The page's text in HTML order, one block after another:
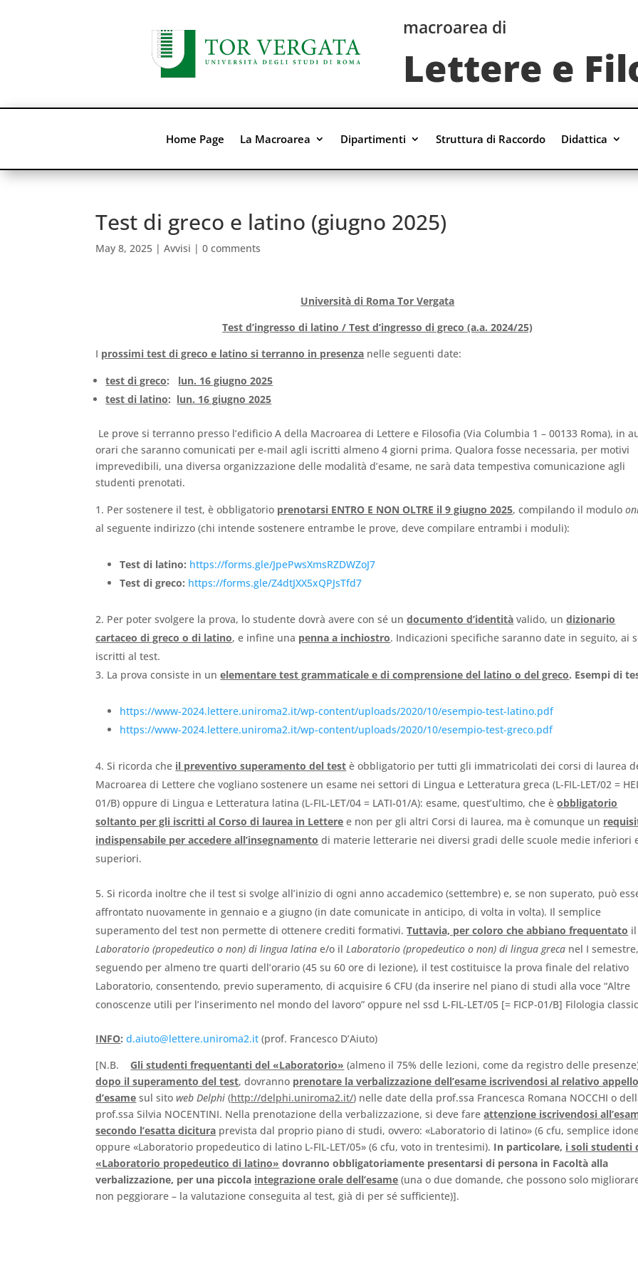
macroarea di
Lettere e
Home Page La Macroarea Dipartimenti Struttura di Raccordo Didattica
Test di greco e latino (giugno 2025)
May 8, 2025 |Avvisi |0 comments
Università di Roma Tor Vergata
Test d’ingresso di latino / Test d’ingresso di greco (a.a. 2024/25)
I prossimi test di greco e latino si terranno in presenza nelle seguenti date:
test di greco:
lun. 16 giugno 2025
test di latino: lun. 16 giugno 2025
Le prove si terranno presso l’edificio A della Macroarea di Lettere e Filosofia (Via Columbia 1 – 00133 Roma), in
orari che saranno comunicati per e-mail agli iscritti almeno 4 giorni prima. Qualora fosse necessaria, per motivi
imprevedibili, una diversa organizzazione delle modalità d’esame, ne sarà data tempestiva comunicazione agli
studenti prenotati.
Per sostenere il test, è obbligatorio prenotarsi ENTRO E NON OLTRE il 9 giugno 2025, compilando il modulo
al seguente indirizzo (chi intende sostenere entrambe le prove, deve compilare entrambi i moduli):
Test di latino: https://forms.gle/JpePwsXmsRZDWZoJ7
Test di greco: https://forms.gle/Z4dtJXX5xQPJsTfd7
Per poter svolgere la prova, lo studente dovrà avere con sé undocumento d’identità valido, undizionario
cartaceo di greco o di latino, e infine una penna a inchiostro. Indicazioni specifiche saranno date in seguito, ai
iscritti al test.
La prova consiste in unelementare test grammaticale e di comprensione del latino o del greco. Esempi di
https://www-2024.lettere.uniroma2.it/wp-content/uploads/2020/10/esempio-test-latino.pdf
https://www-2024.lettere.uniroma2.it/wp-content/uploads/2020/10/esempio-test-greco.pdf
Si ricorda che il preventivo superamento del test è obbligatorio per tutti gli immatricolati dei corsi di laurea
Macroarea di Lettere che vogliano sostenere un esame nei settori di Lingua e Letteratura greca (L-FIL-LET/02 =
01/B) oppure di Lingua e Letteratura latina (L-FIL-LET/04 = LATI-01/A): esame, quest’ultimo, che èobbligatorio
soltanto per gli iscritti al Corso di laurea in Lettere e non per gli altri Corsi di laurea, ma è comunque un
indispensabile per accedere all’insegnamento di materie letterarie nei diversi gradi delle scuole medie inferiori
superiori.
Si ricorda inoltre che il test si svolge all’inizio di ogni anno accademico (settembre) e, se non superato, può
affrontato nuovamente in gennaio e a giugno (in date comunicate in anticipo, di volta in volta). Il semplice
superamento del test non permette di ottenere crediti formativi.Tuttavia, per coloro che abbiano frequentato il
Laboratorio (propedeutico o non) di lingua latina e/o ilLaboratorio (propedeutico o non) di lingua greca nel I semestre,
seguendo per almeno tre quarti dell’orario (45 su 60 ore di lezione), il test costituisce la prova finale del relativo
Laboratorio, consentendo, previo superamento, di acquisire 6 CFU (da inserire nel piano di studi alla voce “Altre
conoscenze utili per l’inserimento nel mondo del lavoro” oppure nel ssd L-FIL-LET/05 [= FICP-01/B] Filologia
INFO:d.aiuto@lettere.uniroma2.it (prof. Francesco D’Aiuto)
[N.B. Gli studenti frequentanti del «Laboratorio» (almeno il 75% delle lezioni, come da registro delle
dopo il superamento del test, dovranno prenotare la verbalizzazione dell’esame iscrivendosi al relativo appello
d’esame sul sitoweb Delphi (http://delphi.uniroma2.it/) nelle date della prof.ssa Francesca Romana NOCCHI o
prof.ssa Silvia NOCENTINI. Nella prenotazione della verbalizzazione, si deve fareattenzione iscrivendosi
secondo l’esatta dicitura prevista dal proprio piano di studi, ovvero: «Laboratorio di latino» (6 cfu, semplice
oppure «Laboratorio propedeutico di latino L-FIL-LET/05» (6 cfu, voto in trentesimi). In particolare, i soli studenti
«Laboratorio propedeutico di latino» dovranno obbligatoriamente presentarsi di persona in Facoltà alla
verbalizzazione, per una piccola integrazione orale dell’esame (una o due domande, che possono solo
non peggiorare – la valutazione conseguita al test, già di per sé sufficiente)].